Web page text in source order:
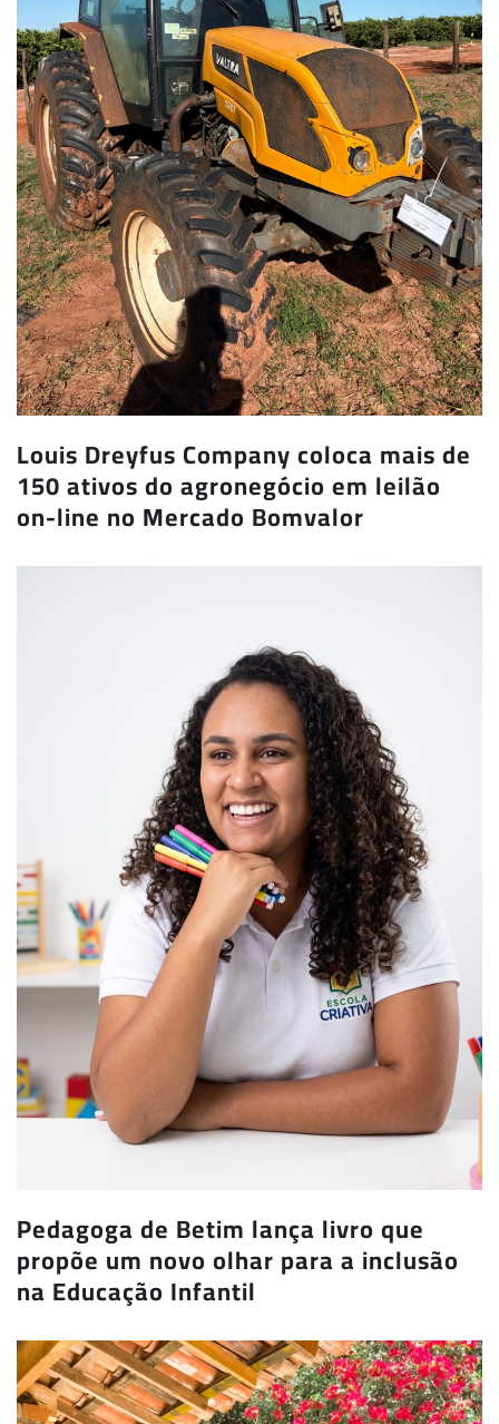
Louis Dreyfus Company coloca mais de
150 ativos do agronegócio em leilão
on-line no Mercado Bomvalor
Pedagoga de Betim lança livro que
propõe um novo olhar para a inclusão
na Educação Infantil